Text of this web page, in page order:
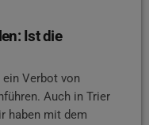
Ist die
Verbot von
Auch in Trier
haben mit dem